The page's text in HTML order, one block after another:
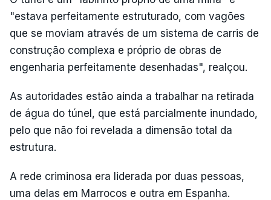
"estava perfeitamente estruturado, com vagões
que se moviam através de um sistema de carris de
construção complexa e próprio de obras de
engenharia perfeitamente desenhadas", realçou.
As autoridades estão ainda a trabalhar na retirada
de água do túnel, que está parcialmente inundado,
pelo que não foi revelada a dimensão total da
estrutura.
A rede criminosa era liderada por duas pessoas,
uma delas em Marrocos e outra em Espanha.